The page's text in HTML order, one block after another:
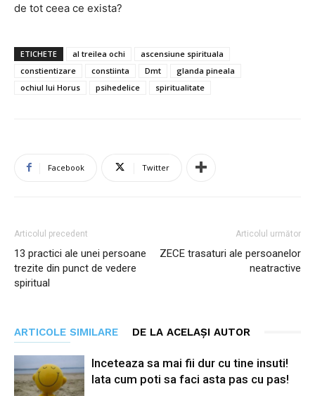
de tot ceea ce exista?
ETICHETE al treilea ochi
ascensiune spirituala
constientizare
constiinta Dmt
glanda pineala
ochiul lui Horus
psihedelice spiritualitate
Facebook Twitter
Articolul precedent
13 practici ale unei persoane
trezite din punct de vedere
spiritual
Articolul următor
ZECE trasaturi ale persoanelor
neatractive
ARTICOLE SIMILARE DE LA ACELAȘI AUTOR
Inceteaza sa mai fii dur cu tine insuti!
Iata cum poti sa faci asta pas cu pas!